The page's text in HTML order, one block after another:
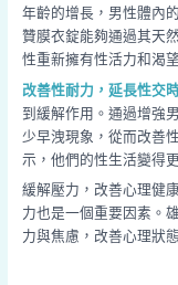
年齡的增長，男性體內
贊膜衣錠能夠通過其天
性重新擁有性活力和渴
改善性耐力，延長性交
到緩解作用。通過增強
少早洩現象，從而改善
示，他們的性生活變得
緩解壓力，改善心理健
力也是一個重要因素。
力與焦慮，改善心理狀